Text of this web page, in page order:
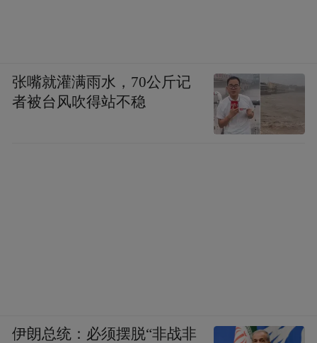
张嘴就灌满雨水，70公斤记
者被台风吹得站不稳
伊朗总统：必须摆脱“非战非